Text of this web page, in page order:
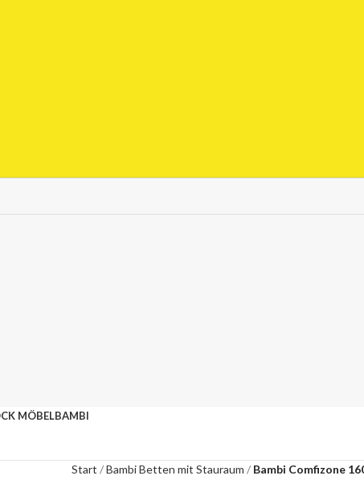
MÖBELBAMBI
Start Bambi Betten mit Stauraum Bambi Comfizone